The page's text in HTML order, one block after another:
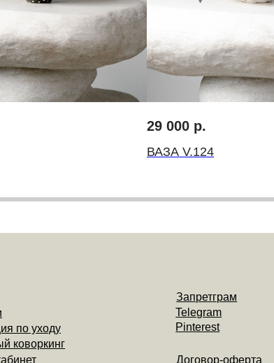
29 000 р.
ВАЗА V.124
Pinterest
Запретграм
Договор-оферта